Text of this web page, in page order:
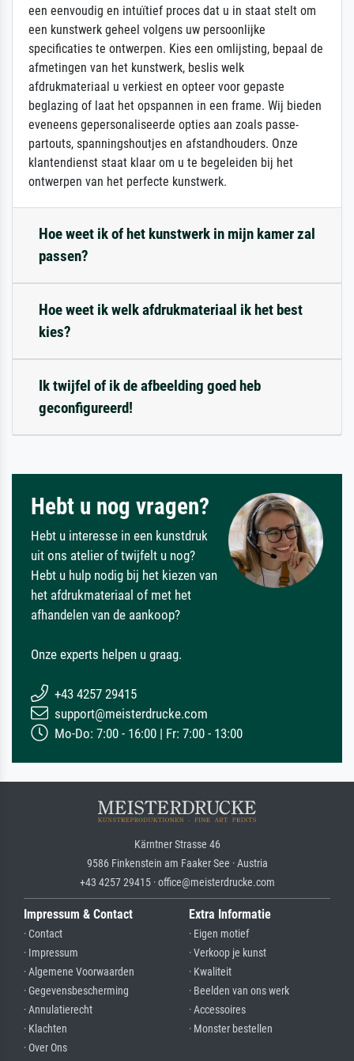
een eenvoudig en intuïtief proces dat u in staat stelt om
een kunstwerk geheel volgens uw persoonlijke
specificaties te ontwerpen. Kies een omlijsting, bepaal de
afmetingen van het kunstwerk, beslis welk
afdrukmateriaal u verkiest en opteer voor gepaste
beglazing of laat het opspannen in een frame. Wij bieden
eveneens gepersonaliseerde opties aan zoals passe-
partouts, spanningshoutjes en afstandhouders. Onze
klantendienst staat klaar om u te begeleiden bij het
ontwerpen van het perfecte kunstwerk.
Hoe weet ik of het kunstwerk in mijn kamer zal
passen?
Hoe weet ik welk afdrukmateriaal ik het best
kies?
Ik twijfel of ik de afbeelding goed heb
geconfigureerd!
Hebt u nog vragen?
Hebt u interesse in een kunstdruk
uit ons atelier of twijfelt u nog?
Hebt u hulp nodig bij het kiezen van
het afdrukmateriaal of met het
afhandelen van de aankoop?
Onze experts helpen u graag.
+43 4257 29415
support@meisterdrucke.com
Mo-Do: 7:00 - 16:00 | Fr: 7:00 - 13:00
Kärntner Strasse 46
9586 Finkenstein am Faaker See · Austria
+43 4257 29415 · office@meisterdrucke.com
Impressum & Contact
· Contact
· Impressum
· Algemene Voorwaarden
· Gegevensbescherming
· Annulatierecht
· Klachten
· Over Ons
Extra Informatie
· Eigen motief
· Verkoop je kunst
· Kwaliteit
· Beelden van ons werk
· Accessoires
· Monster bestellen